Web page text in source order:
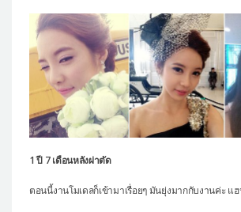
1 ปี 7 เดือนหลังผ่าตัด
ตอนนี้งานโมเดลก็เข้ามาเรื่อยๆ มันยุ่งมากกับงานค่ะ แ